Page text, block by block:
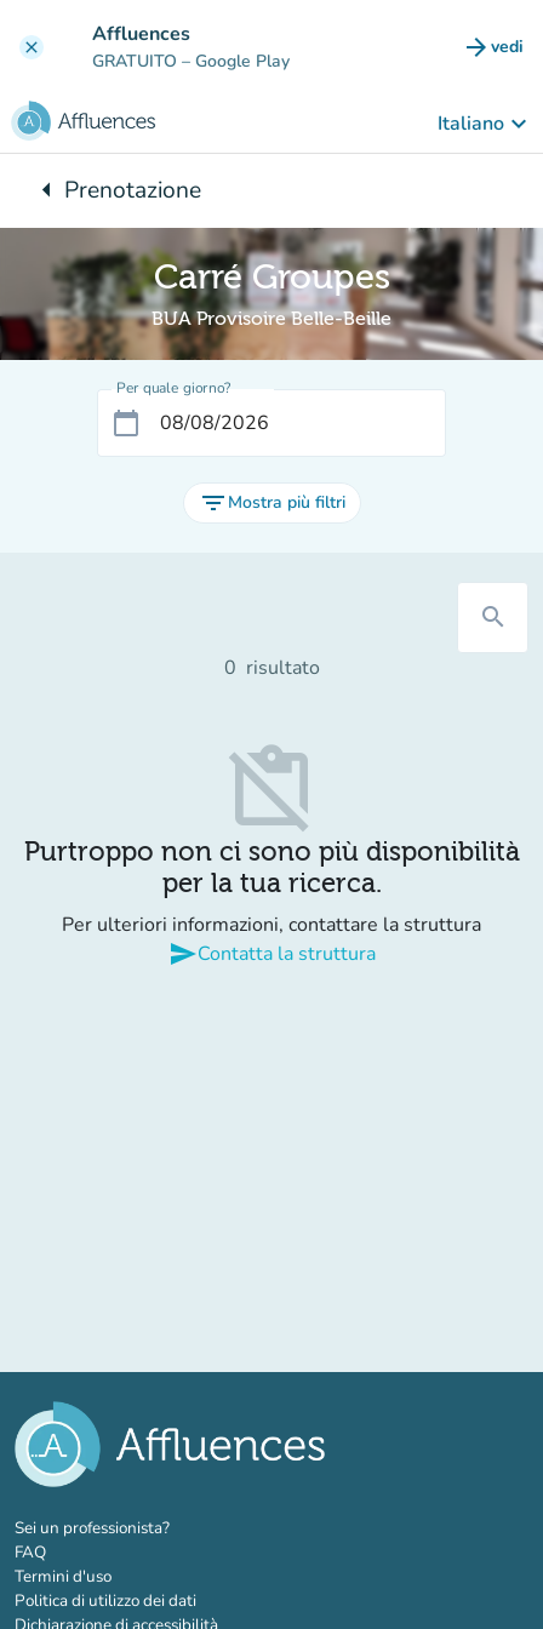
clear Affluences
GRATUITO – Google Play arrow_forward vedi
Italiano keyboard_arrow_down
arrow_leftTorna a:
Prenotazione
Carré Groupes
BUA Provisoire Belle-Beille
Per quale giorno?
calendar_today
filter_list Mostra più filtri
search
0 risultato
content_paste_off
Purtroppo non ci sono più disponibilità
per la tua ricerca.
Per ulteriori informazioni, contattare la struttura
sendContatta la struttura
Sei un professionista?(nuova scheda)
FAQ
Termini d'uso
Politica di utilizzo dei dati